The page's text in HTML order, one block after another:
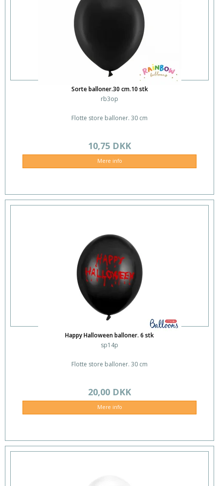
Sorte balloner.30 cm.10 stk
rb3op
Flotte store balloner. 30 cm
10,75 DKK
Mere info
Happy Halloween balloner. 6 stk
sp14p
Flotte store balloner. 30 cm
20,00 DKK
Mere info